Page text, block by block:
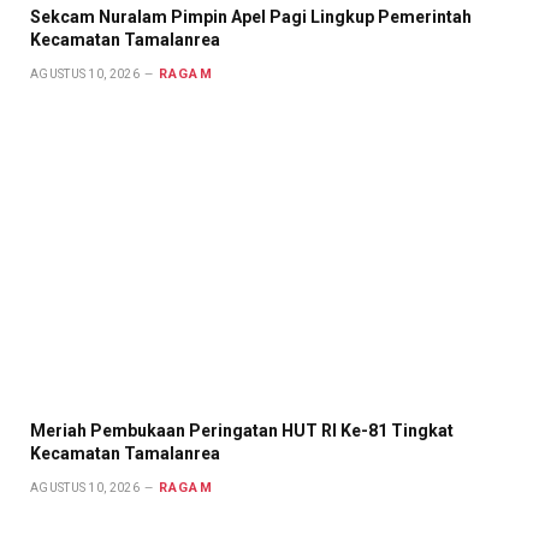
Sekcam Nuralam Pimpin Apel Pagi Lingkup Pemerintah
Kecamatan Tamalanrea
AGUSTUS 10, 2026 RAGAM
Meriah Pembukaan Peringatan HUT RI Ke-81 Tingkat
Kecamatan Tamalanrea
AGUSTUS 10, 2026 RAGAM